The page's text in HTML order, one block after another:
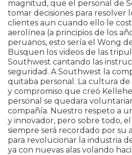
magnitud, que el personal de
tomar decisiones para resolver
clientes aun cuando ello le
aerolínea (a principios de los
peruanos, esto sería el Wong
Busquen los videos de las
Southwest cantando las
seguridad. A Southwest la
quitaba personal. La cultura de
y compromiso que creó
personal se quedara
compañía. Nuestro respeto a
y innovador, pero sobre todo,
siempre será recordado por su
para revolucionar la industria
ya con nuevas alas volando